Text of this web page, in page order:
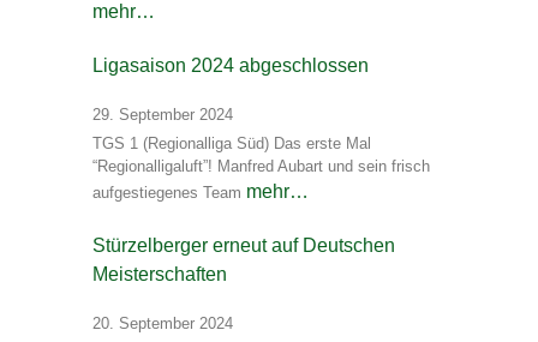
mehr…
Ligasaison 2024 abgeschlossen
29. September 2024
TGS 1 (Regionalliga Süd) Das erste Mal
“Regionalligaluft”! Manfred Aubart und sein frisch
aufgestiegenes Team mehr…
Stürzelberger erneut auf Deutschen
Meisterschaften
20. September 2024